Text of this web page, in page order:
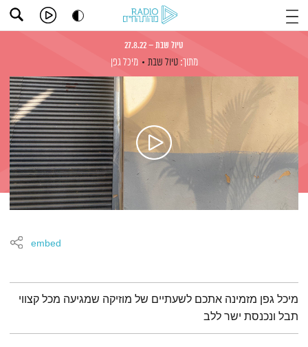
טיול שבת – 27.8.22
מתוך: טיול שבת מיכל גפן
embed
תמצית הפודקאסט
מיכל גפן מזמינה אתכם לשעתיים של מוזיקה שמגיעה מכל קצווי
תבל ונכנסת ישר ללב